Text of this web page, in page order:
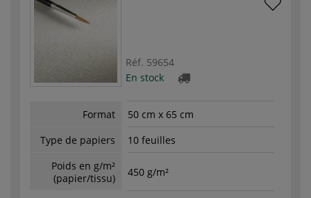
Réf. 59654
En stock
Format
50 cm x 65 cm
Type de papiers
10 feuilles
Poids en g/m²
(papier/tissu)
450 g/m²